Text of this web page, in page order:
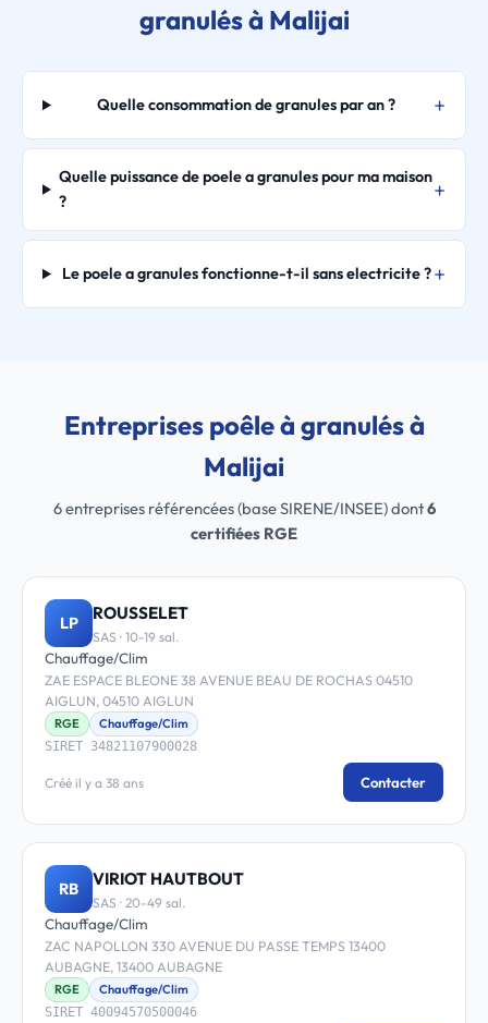
granulés à Malijai
Quelle consommation de granules par an ?
Quelle puissance de poele a granules pour ma maison
?
Le poele a granules fonctionne-t-il sans electricite ?
Entreprises poêle à granulés à
Malijai
6 entreprises référencées (base SIRENE/INSEE) dont6
certifiées RGE
LP ROUSSELET
SAS · 10-19 sal.
Chauffage/Clim
ZAE ESPACE BLEONE 38 AVENUE BEAU DE ROCHAS 04510
AIGLUN, 04510 AIGLUN
RGE
Chauffage/Clim
SIRET 34821107900028
Créé il y a 38 ans Contacter
RB VIRIOT HAUTBOUT
SAS · 20-49 sal.
Chauffage/Clim
ZAC NAPOLLON 330 AVENUE DU PASSE TEMPS 13400
AUBAGNE, 13400 AUBAGNE
RGE
Chauffage/Clim
SIRET 40094570500046